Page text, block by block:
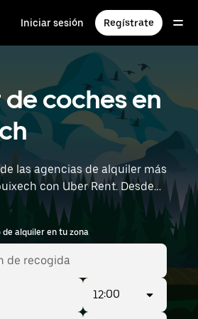
Iniciar sesión Regístrate
coches en
las agencias de alquiler más
con Uber Rent. Desde
sedanes hasta
vehículos ideales
viajan solas y grupos de
Introduce la hora y la
Airport) para
de alquiler cerca de ti.
de alquiler en tu zona
de recogida
12:00